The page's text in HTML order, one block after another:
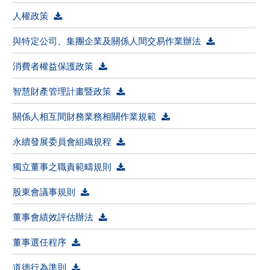
人權政策
與特定公司、集團企業及關係人間交易作業辦法
消費者權益保護政策
智慧財產管理計畫暨政策
關係人相互間財務業務相關作業規範
永續發展委員會組織規程
獨立董事之職責範疇規則
股東會議事規則
董事會績效評估辦法
董事選任程序
道德行為準則